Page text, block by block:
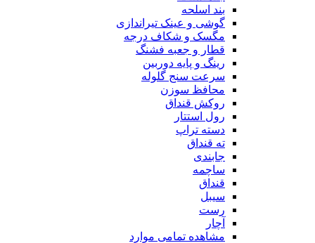
بند اسلحه
گوشی و عینک تیراندازی
مگسک و شکاف درجه
قطار و جعبه فشنگ
رینگ و پایه دوربین
سرعت سنج گلوله
محافظ سوزن
روکش قنداق
رول استتار
دسته تراپ
ته قنداق
جابندی
ساچمه
قنداق
سیبل
رست
آچار
مشاهده تمامی موارد